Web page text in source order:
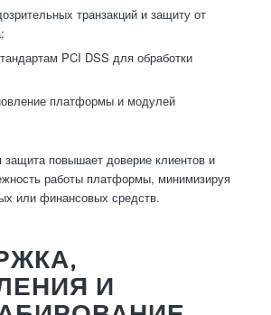
транзакций и защиту от
PCI DSS для обработки
платформы и модулей
защита повышает доверие клиентов и
работы платформы, минимизируя
или финансовых средств.
И